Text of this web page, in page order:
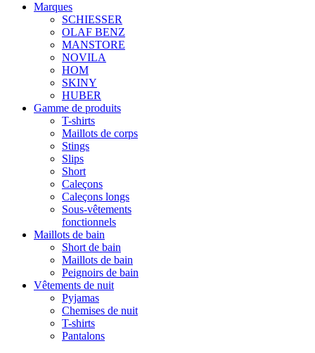
Marques
SCHIESSER
OLAF BENZ
MANSTORE
NOVILA
HOM
SKINY
HUBER
Gamme de produits
T-shirts
Maillots de corps
Stings
Slips
Short
Caleçons
Caleçons longs
Sous-vêtements
fonctionnels
Maillots de bain
Short de bain
Maillots de bain
Peignoirs de bain
Vêtements de nuit
Pyjamas
Chemises de nuit
T-shirts
Pantalons